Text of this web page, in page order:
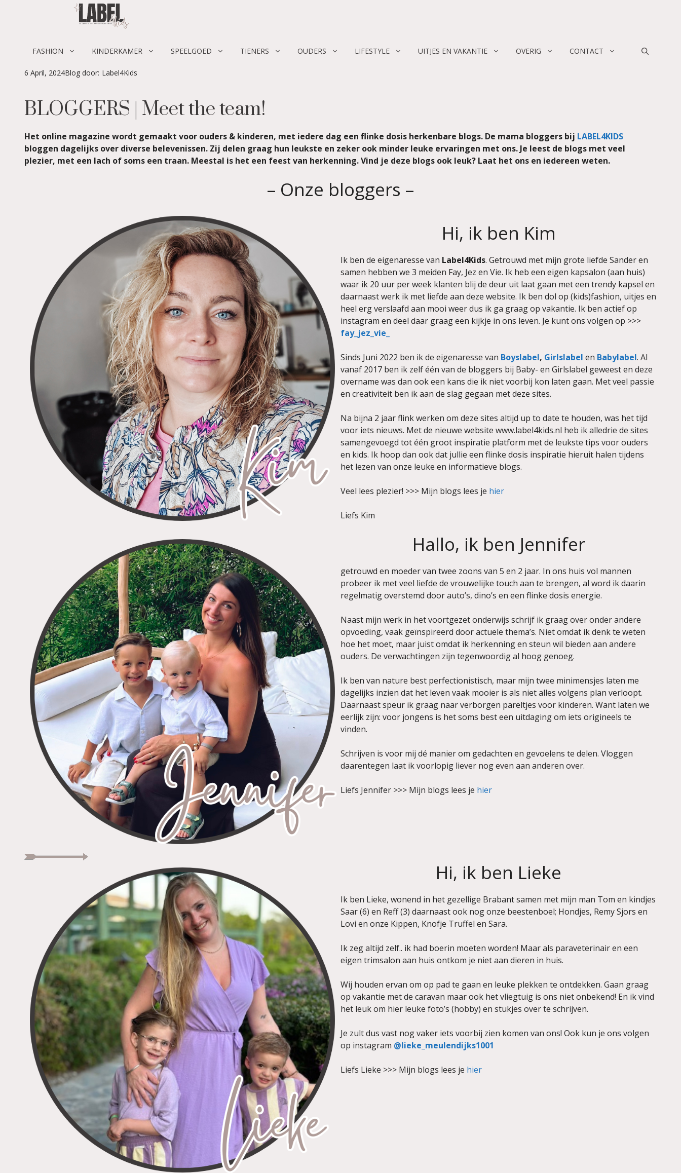
FASHION KINDERKAMER SPEELGOED TIENERS OUDERS LIFESTYLE UITJES EN VAKANTIE OVERIG CONTACT
6 April, 2024Blog door: Label4Kids
BLOGGERS | Meet the team!
Het online magazine wordt gemaakt voor ouders & kinderen, met iedere dag een flinke dosis herkenbare blogs. De mama bloggers bij LABEL4KIDS
bloggen dagelijks over diverse belevenissen. Zij delen graag hun leukste en zeker ook minder leuke ervaringen met ons. Je leest de blogs met veel
plezier, met een lach of soms een traan. Meestal is het een feest van herkenning. Vind je deze blogs ook leuk? Laat het ons en iedereen weten.
– Onze bloggers –
Hi, ik ben Kim
Ik ben de eigenaresse van Label4Kids. Getrouwd met mijn grote liefde Sander en
samen hebben we 3 meiden Fay, Jez en Vie. Ik heb een eigen kapsalon (aan huis)
waar ik 20 uur per week klanten blij de deur uit laat gaan met een trendy kapsel en
daarnaast werk ik met liefde aan deze website. Ik ben dol op (kids)fashion, uitjes en
heel erg verslaafd aan mooi weer dus ik ga graag op vakantie. Ik ben actief op
instagram en deel daar graag een kijkje in ons leven. Je kunt ons volgen op >>>
fay_jez_vie_
Sinds Juni 2022 ben ik de eigenaresse van Boyslabel, Girlslabel en Babylabel. Al
vanaf 2017 ben ik zelf één van de bloggers bij Baby- en Girlslabel geweest en deze
overname was dan ook een kans die ik niet voorbij kon laten gaan. Met veel passie
en creativiteit ben ik aan de slag gegaan met deze sites.
Na bijna 2 jaar flink werken om deze sites altijd up to date te houden, was het tijd
voor iets nieuws. Met de nieuwe website www.label4kids.nl heb ik alledrie de sites
samengevoegd tot één groot inspiratie platform met de leukste tips voor ouders
en kids. Ik hoop dan ook dat jullie een flinke dosis inspiratie hieruit halen tijdens
het lezen van onze leuke en informatieve blogs.
Veel lees plezier! >>> Mijn blogs lees je hier
Liefs Kim
Hallo, ik ben Jennifer
getrouwd en moeder van twee zoons van 5 en 2 jaar. In ons huis vol mannen
probeer ik met veel liefde de vrouwelijke touch aan te brengen, al word ik daarin
regelmatig overstemd door auto’s, dino’s en een flinke dosis energie.
Naast mijn werk in het voortgezet onderwijs schrijf ik graag over onder andere
opvoeding, vaak geïnspireerd door actuele thema’s. Niet omdat ik denk te weten
hoe het moet, maar juist omdat ik herkenning en steun wil bieden aan andere
ouders. De verwachtingen zijn tegenwoordig al hoog genoeg.
Ik ben van nature best perfectionistisch, maar mijn twee minimensjes laten me
dagelijks inzien dat het leven vaak mooier is als niet alles volgens plan verloopt.
Daarnaast speur ik graag naar verborgen pareltjes voor kinderen. Want laten we
eerlijk zijn: voor jongens is het soms best een uitdaging om iets origineels te
vinden.
Schrijven is voor mij dé manier om gedachten en gevoelens te delen. Vloggen
daarentegen laat ik voorlopig liever nog even aan anderen over.
Liefs Jennifer >>> Mijn blogs lees je hier
Hi, ik ben Lieke
Ik ben Lieke, wonend in het gezellige Brabant samen met mijn man Tom en kindjes
Saar (6) en Reff (3) daarnaast ook nog onze beestenboel; Hondjes, Remy Sjors en
Lovi en onze Kippen, Knofje Truffel en Sara.
Ik zeg altijd zelf.. ik had boerin moeten worden! Maar als paraveterinair en een
eigen trimsalon aan huis ontkom je niet aan dieren in huis.
Wij houden ervan om op pad te gaan en leuke plekken te ontdekken. Gaan graag
op vakantie met de caravan maar ook het vliegtuig is ons niet onbekend! En ik vind
het leuk om hier leuke foto’s (hobby) en stukjes over te schrijven.
Je zult dus vast nog vaker iets voorbij zien komen van ons! Ook kun je ons volgen
op instagram @lieke_meulendijks1001
Liefs Lieke >>> Mijn blogs lees je hier